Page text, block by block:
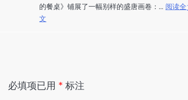
的餐桌》铺展了一幅别样的盛唐画卷：... 阅读全
文
必填项已用 * 标注